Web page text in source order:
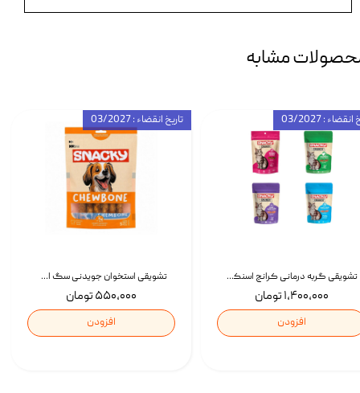
مشابه
تشویقی استخوان جویدنی سگ اسنکی کرانچی با طعم مرغ Snacky Crunchy Munchy وزن 100 گرم
۵۵۰,۰۰۰ تومان
افزودن
تاریخ انقضاء : 03/2027
تشویقی گربه درمانی کرانچ اسنکی با طعم میکس Snacky Crunch Cat Treats وزن 60 گرم بسته 4 عددی
۱,۴۰۰,۰۰۰ تومان
افزودن
: 03/2027